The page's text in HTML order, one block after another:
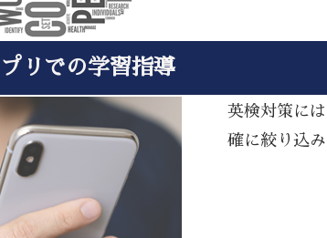
リでの学習指導
英検対策に
確に絞り込